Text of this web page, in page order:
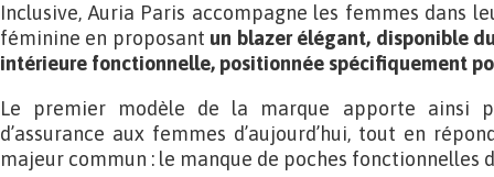
Inclusive, Auria Paris accompagne les femmes dans
féminine en proposant un blazer élégant, disponible
intérieure fonctionnelle, positionnée spécifiquement
Le premier modèle de la marque apporte ainsi
d’assurance aux femmes d’aujourd’hui, tout en
majeur commun : le manque de poches fonctionnelles